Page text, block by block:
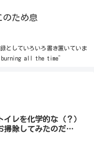
ため息
としていろいろ書き置いていま
all the time”
イレを化学的な（？）
掃除してみたのだ…